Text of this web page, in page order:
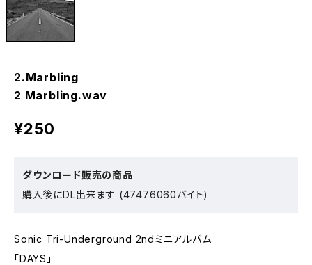
2.Marbling
2 Marbling.wav
¥250
ダウンロード販売の商品
購入後にDL出来ます (47476060バイト)
Sonic Tri-Underground 2ndミニアルバム
「DAYS」